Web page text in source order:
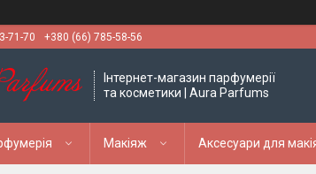
71-70
+380 (66) 785-58-56
Інтернет-магазин парфумерії
та косметики | Aura Parfums
Макіяж Аксесуари для